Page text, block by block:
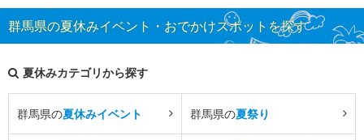
群馬県の夏休みイベント・おでかけスポットを探す
夏休みカテゴリから探す
群馬県の夏休みイベント 群馬県の夏祭り